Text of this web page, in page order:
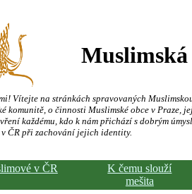
Muslimská
Vítejte na stránkách spravovaných
komunitě, o činnosti Muslimské obce v Praze,
každému, kdo k nám přichází s dobrým
v ČR při zachování jejich identity.
v ČR
K čemu slouží
mešita